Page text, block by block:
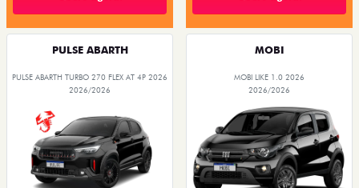
PULSE ABARTH
PULSE ABARTH TURBO 270 FLEX AT 4P 2026
2026/2026
MOBI
MOBI LIKE 1.0 2026
2026/2026